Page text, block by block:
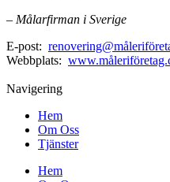
– Målarfirman i Sverige
E-post:
Webbplats:
Navigering
Hem
Om Oss
Tjänster
Hem